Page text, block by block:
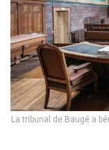
La tribunal de Baugé a